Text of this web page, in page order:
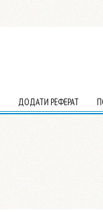
ДОДАТИ РЕФЕРАТ